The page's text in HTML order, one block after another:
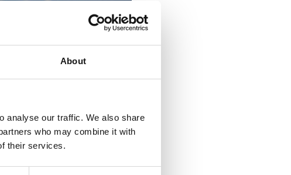
About
analyse our traffic. We also share
who may combine it with
their services.
1/1
Promise David
tijd aan de kant